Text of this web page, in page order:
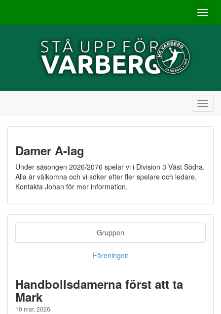
Damer A-lag
Under säsongen 2026/2076 spelar vi i Division 3 Väst Södra.
Alla är välkomna och vi söker efter fler spelare och ledare.
Kontakta Johan för mer information.
Gruppen
Föreningen
Handbollsdamerna först att ta
Mark
10 mar, 2026